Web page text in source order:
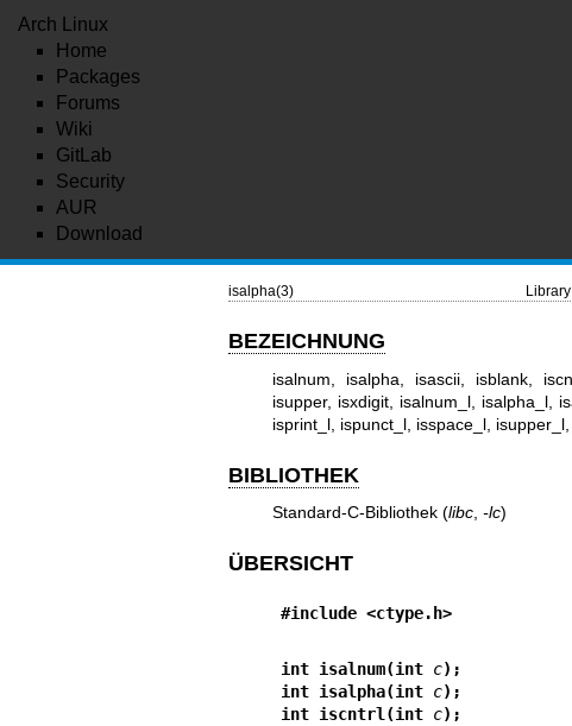
Arch Linux
Home
Packages
Forums
Wiki
GitLab
Security
AUR
Download
isalpha(3)
BEZEICHNUNG
isalnum, isalpha, isascii, isblank,
isupper, isxdigit, isalnum_l, isalpha_l,
isprint_l, ispunct_l, isspace_l,
BIBLIOTHEK
Standard-C-Bibliothek (libc, -lc)
ÜBERSICHT
#include <ctype.h>
int isalnum(int c);
int isalpha(int c);
int iscntrl(int c);